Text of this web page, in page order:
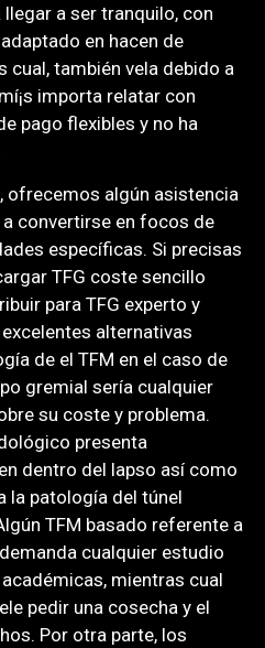
a ser tranquilo, con
en hacen de
cual, también vela debido a
importa relatar con
pago flexibles y no ha
ofrecemos algún asistencia
convertirse en focos de
específicas. Si precisas
TFG coste sencillo
para TFG experto y
alternativas
de el TFM en el caso de
gremial serí­a cualquier
su coste y problema.
presenta
dentro del lapso así­ como
la patologí­a del túnel
TFM basado referente a
cualquier estudio
mientras cual
pedir una cosecha y el
Por otra parte, los